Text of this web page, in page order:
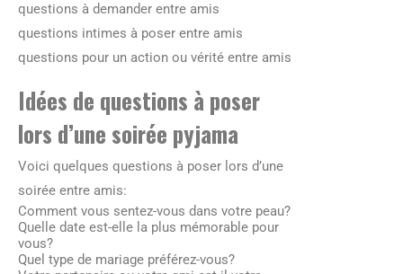
questions à demander entre amis
questions intimes à poser entre amis
questions pour un action ou vérité entre amis
Idées de questions à poser
lors d’une soirée pyjama
Voici quelques questions à poser lors d’une
soirée entre amis:
Comment vous sentez-vous dans votre peau?
Quelle date est-elle la plus mémorable pour
vous?
Quel type de mariage préférez-vous?